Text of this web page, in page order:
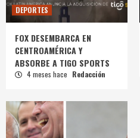
DEPORTES
FOX DESEMBARCA EN
CENTROAMÉRICA Y
ABSORBE A TIGO SPORTS
4 meses hace Redacción